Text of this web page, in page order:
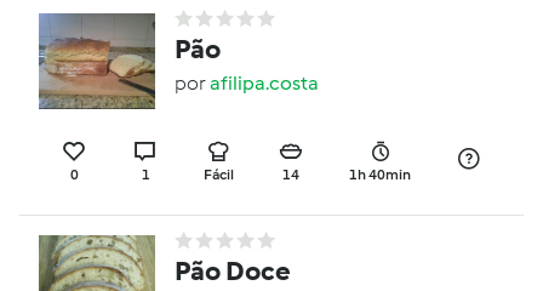
Pão
porafilipa.costa
0 1 Fácil 14 1h 40min
Pão Doce